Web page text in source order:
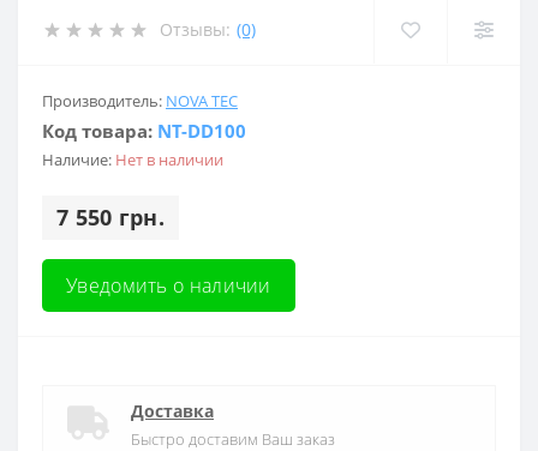
Отзывы: (0)
Производитель: NOVA TEC
Код товара: NT-DD100
Наличие: Нет в наличии
7 550 грн.
Уведомить о наличии
Доставка
Быстро доставим Ваш заказ